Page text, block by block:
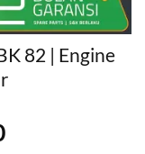
82 | Engine